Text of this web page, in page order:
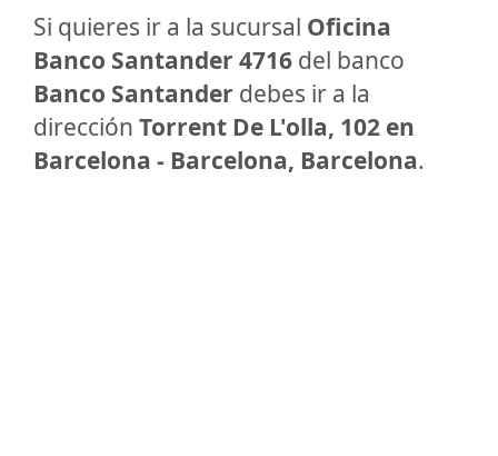
Si quieres ir a la sucursal Oficina
Banco Santander 4716 del banco
Banco Santander debes ir a la
dirección Torrent De L'olla, 102 en
Barcelona - Barcelona, Barcelona.